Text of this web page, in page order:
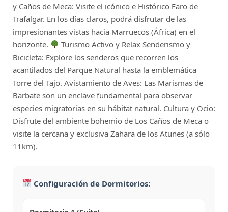
y Caños de Meca: Visite el icónico e Histórico Faro de
Trafalgar. En los días claros, podrá disfrutar de las
impresionantes vistas hacia Marruecos (África) en el
horizonte.
Turismo Activo y Relax Senderismo y
Bicicleta: Explore los senderos que recorren los
acantilados del Parque Natural hasta la emblemática
Torre del Tajo. Avistamiento de Aves: Las Marismas de
Barbate son un enclave fundamental para observar
especies migratorias en su hábitat natural. Cultura y Ocio:
Disfrute del ambiente bohemio de Los Caños de Meca o
visite la cercana y exclusiva Zahara de los Atunes (a sólo
11km).
Configuración de Dormitorios: